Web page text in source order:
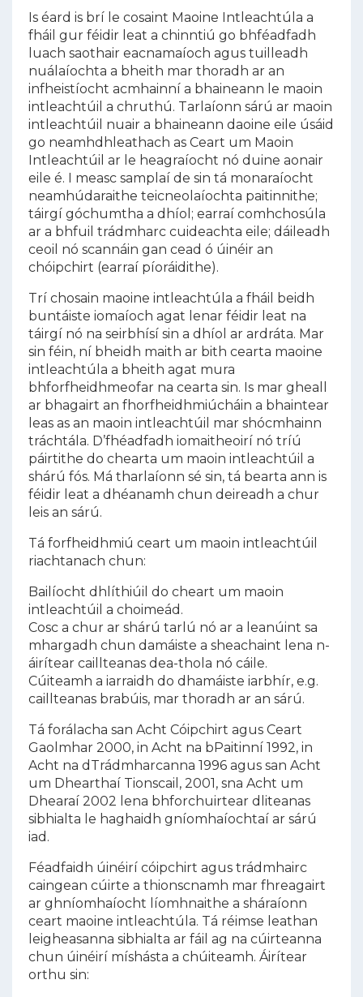
Is éard is brí le cosaint Maoine Intleachtúla a
fháil gur féidir leat a chinntiú go bhféadfadh
luach saothair eacnamaíoch agus tuilleadh
nuálaíochta a bheith mar thoradh ar an
infheistíocht acmhainní a bhaineann le maoin
intleachtúil a chruthú. Tarlaíonn sárú ar maoin
intleachtúil nuair a bhaineann daoine eile úsáid
go neamhdhleathach as Ceart um Maoin
Intleachtúil ar le heagraíocht nó duine aonair
eile é. I measc samplaí de sin tá monaraíocht
neamhúdaraithe teicneolaíochta paitinnithe;
táirgí góchumtha a dhíol; earraí comhchosúla
ar a bhfuil trádmharc cuideachta eile; dáileadh
ceoil nó scannáin gan cead ó úinéir an
chóipchirt (earraí píoráidithe).
Trí chosain maoine intleachtúla a fháil beidh
buntáiste iomaíoch agat lenar féidir leat na
táirgí nó na seirbhísí sin a dhíol ar ardráta. Mar
sin féin, ní bheidh maith ar bith cearta maoine
intleachtúla a bheith agat mura
bhforfheidhmeofar na cearta sin. Is mar gheall
ar bhagairt an fhorfheidhmiúcháin a bhaintear
leas as an maoin intleachtúil mar shócmhainn
tráchtála. D’fhéadfadh iomaitheoirí nó tríú
páirtithe do chearta um maoin intleachtúil a
shárú fós. Má tharlaíonn sé sin, tá bearta ann is
féidir leat a dhéanamh chun deireadh a chur
leis an sárú.
Tá forfheidhmiú ceart um maoin intleachtúil
riachtanach chun:
Bailíocht dhlíthiúil do cheart um maoin
intleachtúil a choimeád.
Cosc a chur ar shárú tarlú nó ar a leanúint sa
mhargadh chun damáiste a sheachaint lena n-
áirítear caillteanas dea-thola nó cáile.
Cúiteamh a iarraidh do dhamáiste iarbhír, e.g.
caillteanas brabúis, mar thoradh ar an sárú.
Tá forálacha san Acht Cóipchirt agus Ceart
Gaolmhar 2000, in Acht na bPaitinní 1992, in
Acht na dTrádmharcanna 1996 agus san Acht
um Dhearthaí Tionscail, 2001, sna Acht um
Dhearaí 2002 lena bhforchuirtear dliteanas
sibhialta le haghaidh gníomhaíochtaí ar sárú
iad.
Féadfaidh úinéirí cóipchirt agus trádmhairc
caingean cúirte a thionscnamh mar fhreagairt
ar ghníomhaíocht líomhnaithe a sháraíonn
ceart maoine intleachtúla. Tá réimse leathan
leigheasanna sibhialta ar fáil ag na cúirteanna
chun úinéirí míshásta a chúiteamh. Áirítear
orthu sin: